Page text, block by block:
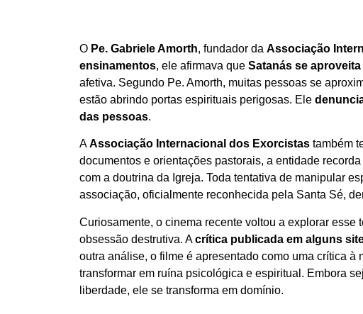
O Pe. Gabriele Amorth, fundador da Associação
ensinamentos, ele afirmava que Satanás se
afetiva. Segundo Pe. Amorth, muitas pessoas se
estão abrindo portas espirituais perigosas. Ele
das pessoas.
AAssociação Internacional dos Exorcistas também
documentos e orientações pastorais, a entidade
com a doutrina da Igreja. Toda tentativa de manipular
associação, oficialmente reconhecida pela Santa Sé,
Curiosamente, o cinema recente voltou a explorar esse
obsessão destrutiva. Acrítica publicada em alguns
outra análise, o filme é apresentado como uma crítica
transformar em ruína psicológica e espiritual. Embora
liberdade, ele se transforma em domínio.